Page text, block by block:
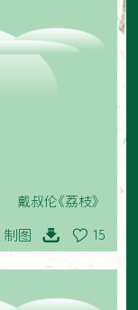
戴叔伦《荔枝》
制图 15